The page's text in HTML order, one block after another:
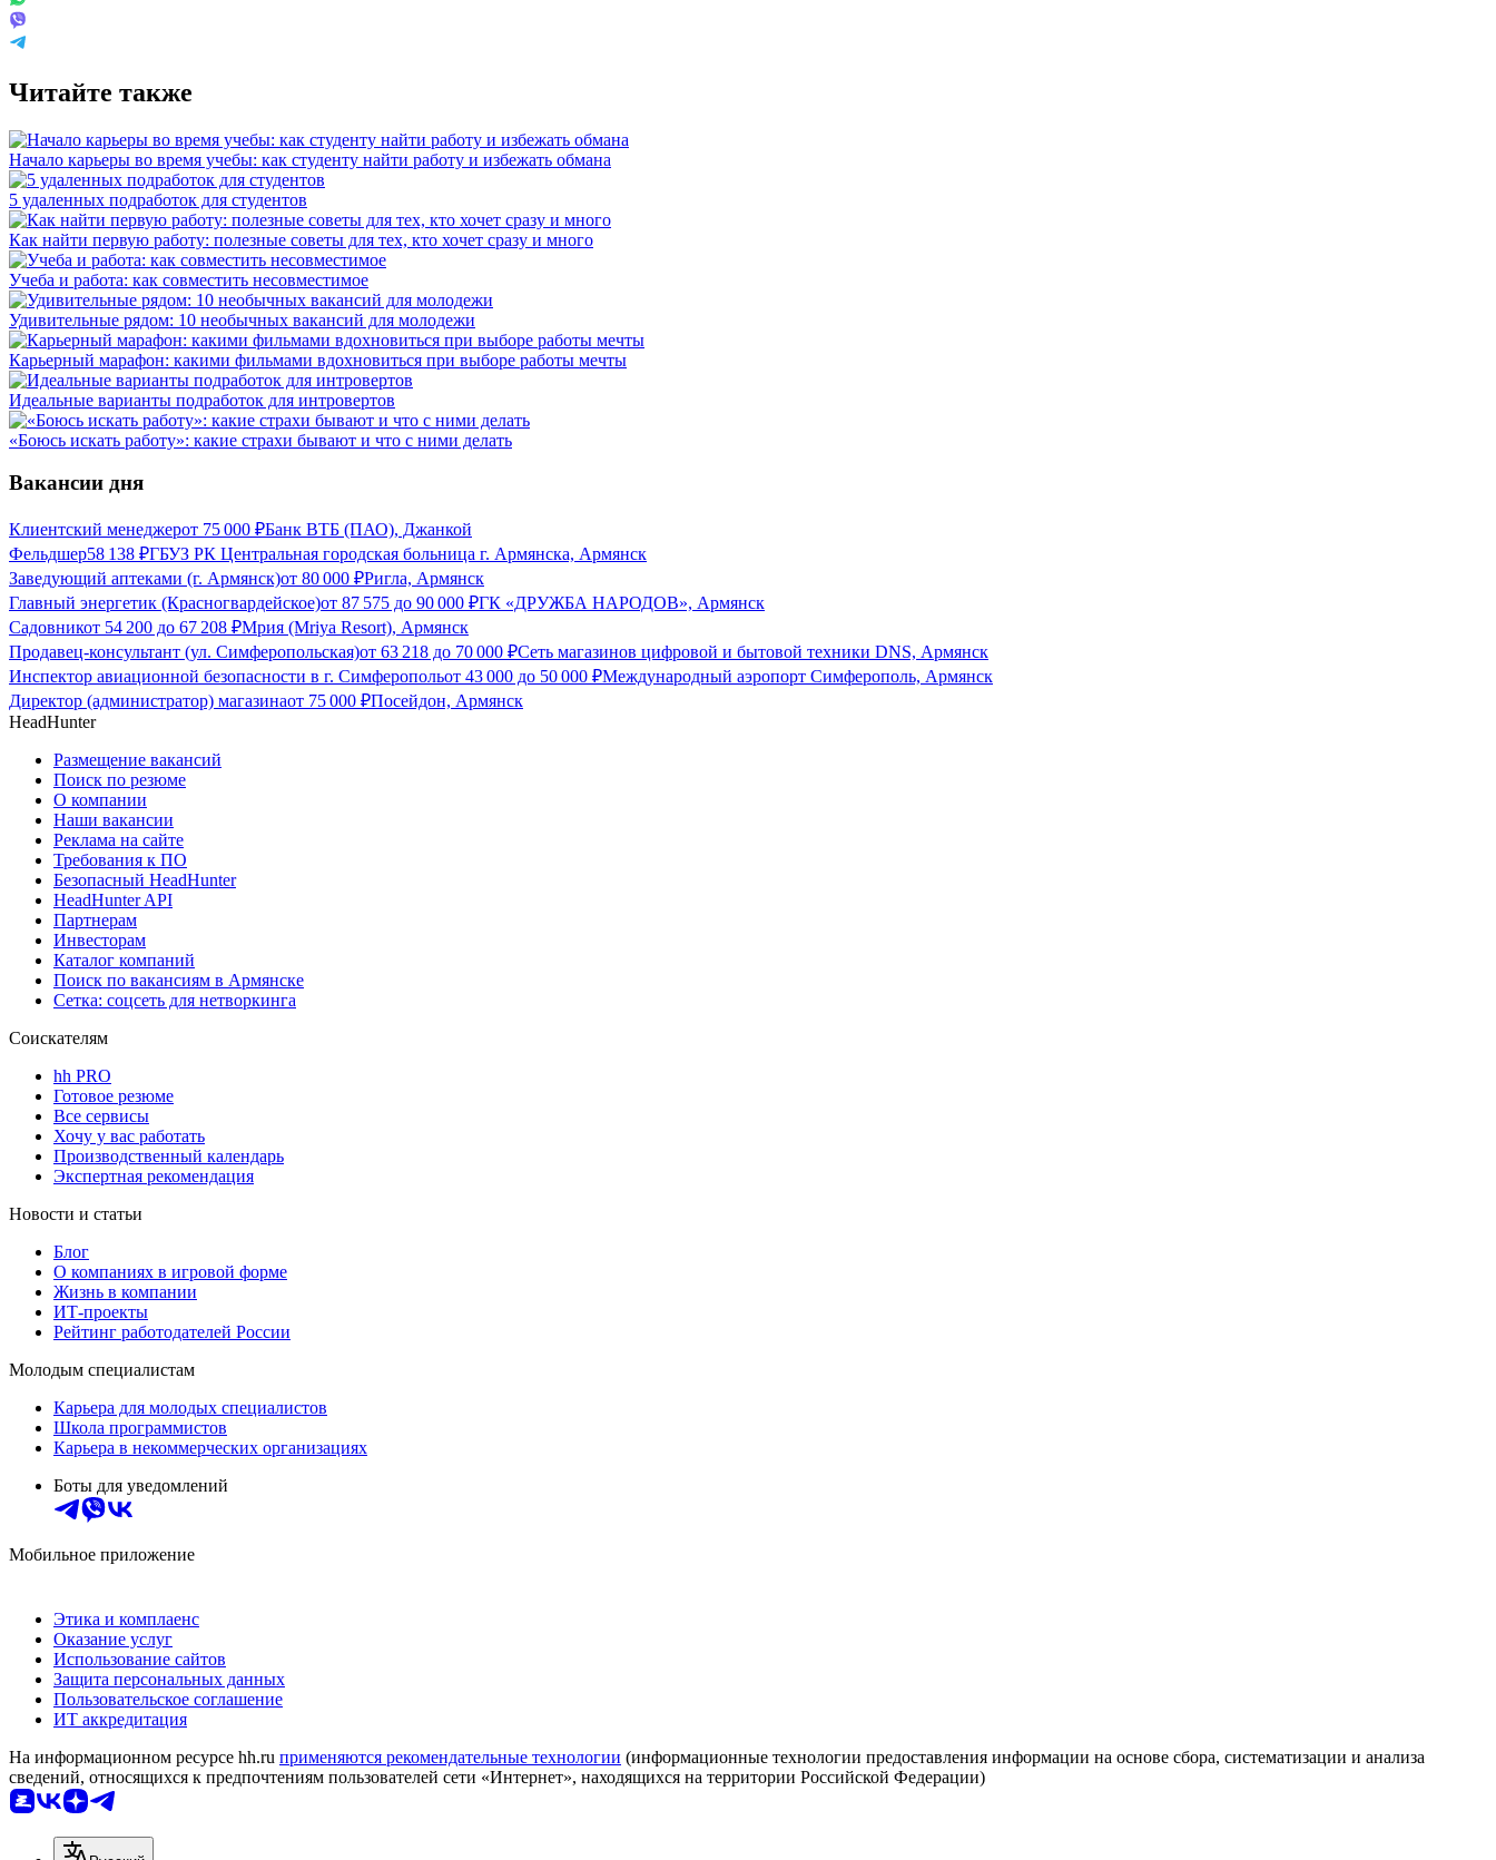
Читайте также
Начало карьеры во время учебы: как студенту найти работу и избежать обмана
5 удаленных подработок для студентов
Как найти первую работу: полезные советы для тех, кто хочет сразу и много
Учеба и работа: как совместить несовместимое
Удивительные рядом: 10 необычных вакансий для молодежи
Карьерный марафон: какими фильмами вдохновиться при выборе работы мечты
Идеальные варианты подработок для интровертов
«Боюсь искать работу»: какие страхи бывают и что с ними делать
Вакансии дня
Клиентский менеджерот 75 000 ₽Банк ВТБ (ПАО), Джанкой
Фельдшер58 138 ₽ГБУЗ РК Центральная городская больница г. Армянска, Армянск
Заведующий аптеками (г. Армянск)от 80 000 ₽Ригла, Армянск
Главный энергетик (Красногвардейское)от 87 575 до 90 000 ₽ГК «ДРУЖБА НАРОДОВ», Армянск
Садовникот 54 200 до 67 208 ₽Мрия (Mriya Resort), Армянск
Продавец-консультант (ул. Симферопольская)от 63 218 до 70 000 ₽Сеть магазинов цифровой и бытовой техники DNS, Армянск
Инспектор авиационной безопасности в г. Симферопольот 43 000 до 50 000 ₽Международный аэропорт Симферополь, Армянск
Директор (администратор) магазинаот 75 000 ₽Посейдон, Армянск
HeadHunter
Размещение вакансий
Поиск по резюме
О компании
Наши вакансии
Реклама на сайте
Требования к ПО
Безопасный HeadHunter
HeadHunter API
Партнерам
Инвесторам
Каталог компаний
Поиск по вакансиям в Армянске
Сетка: соцсеть для нетворкинга
Соискателям
hh PRO
Готовое резюме
Все сервисы
Хочу у вас работать
Производственный календарь
Экспертная рекомендация
Новости и статьи
Блог
О компаниях в игровой форме
Жизнь в компании
ИТ-проекты
Рейтинг работодателей России
Молодым специалистам
Карьера для молодых специалистов
Школа программистов
Карьера в некоммерческих организациях
Боты для уведомлений
Мобильное приложение
Этика и комплаенс
Оказание услуг
Использование сайтов
Защита персональных данных
Пользовательское соглашение
ИТ аккредитация
На информационном ресурсе hh.ru применяются рекомендательные технологии (информационные технологии предоставления информации на основе сбора, систематизации и анализа
сведений, относящихся к предпочтениям пользователей сети «Интернет», находящихся на территории Российской Федерации)